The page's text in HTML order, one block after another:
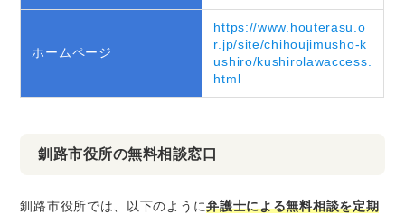
ホームページ
https://www.houterasu.o
r.jp/site/chihoujimusho-k
ushiro/kushirolawaccess.
html
釧路市役所の無料相談窓口
釧路市役所では、以下のように弁護士による無料相談を定期